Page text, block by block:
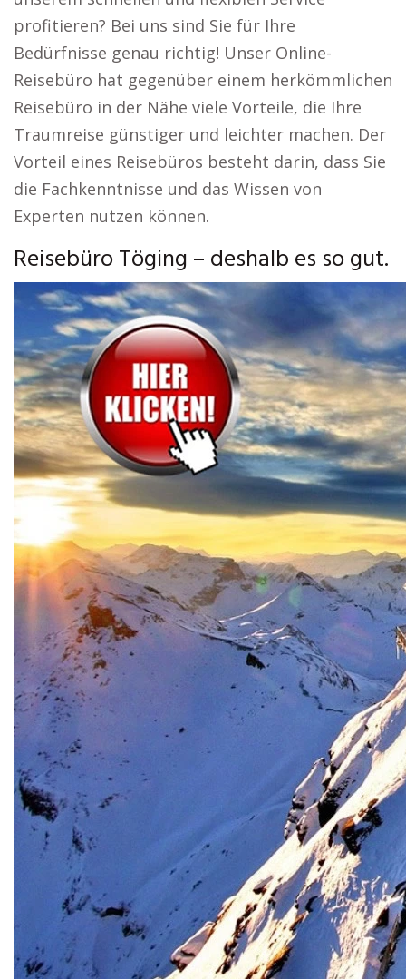
profitieren? Bei uns sind Sie für Ihre
Bedürfnisse genau richtig! Unser Online-
Reisebüro hat gegenüber einem herkömmlichen
Reisebüro in der Nähe viele Vorteile, die Ihre
Traumreise günstiger und leichter machen. Der
Vorteil eines Reisebüros besteht darin, dass Sie
die Fachkenntnisse und das Wissen von
Experten nutzen können.
Reisebüro Töging – deshalb es so gut.